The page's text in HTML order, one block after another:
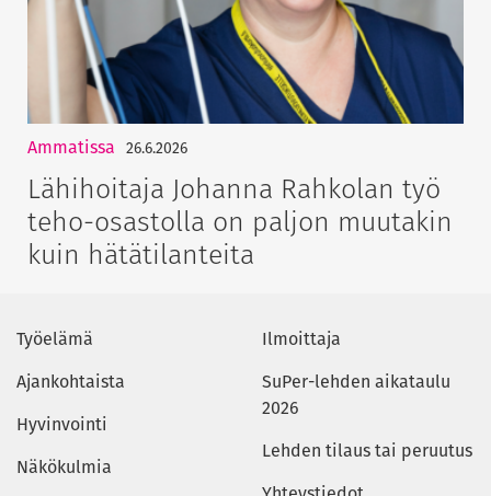
Ammatissa 26.6.2026
Lähihoitaja Johanna Rahkolan työ
teho-osastolla on paljon muutakin
kuin hätätilanteita
Työelämä
Ajankohtaista
Hyvinvointi
Näkökulmia
Ilmoittaja
SuPer-lehden aikataulu
2026
Lehden tilaus tai peruutus